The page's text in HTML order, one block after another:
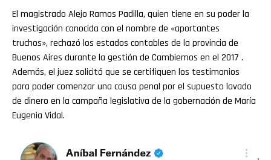
El magistrado Alejo Ramos Padilla, quien tiene en su poder la
investigación conocida con el nombre de «aportantes
truchos», rechazó los estados contables de la provincia de
Buenos Aires durante la gestión de Cambiemos en el 2017 .
Además, el juez solicitó que se certifiquen los testimonios
para poder comenzar una causa penal por el supuesto lavado
de dinero en la campaña legislativa de la gobernación de María
Eugenia Vidal.